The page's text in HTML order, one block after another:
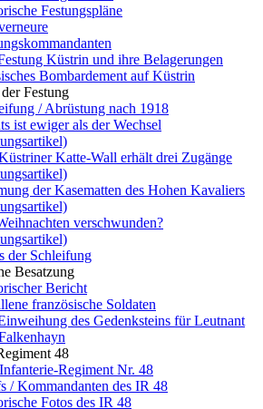
Festungspläne
Küstrin und ihre Belagerungen
Bombardement auf Küstrin
Festung
/ Abrüstung nach 1918
ist ewiger als der Wechsel
Katte-Wall erhält drei Zugänge
der Kasematten des Hohen Kavaliers
verschwunden?
der Schleifung
Besatzung
Bericht
französische Soldaten
des Gedenksteins für Leutnant
48
Regiment Nr. 48
/ Kommandanten des IR 48
Fotos des IR 48